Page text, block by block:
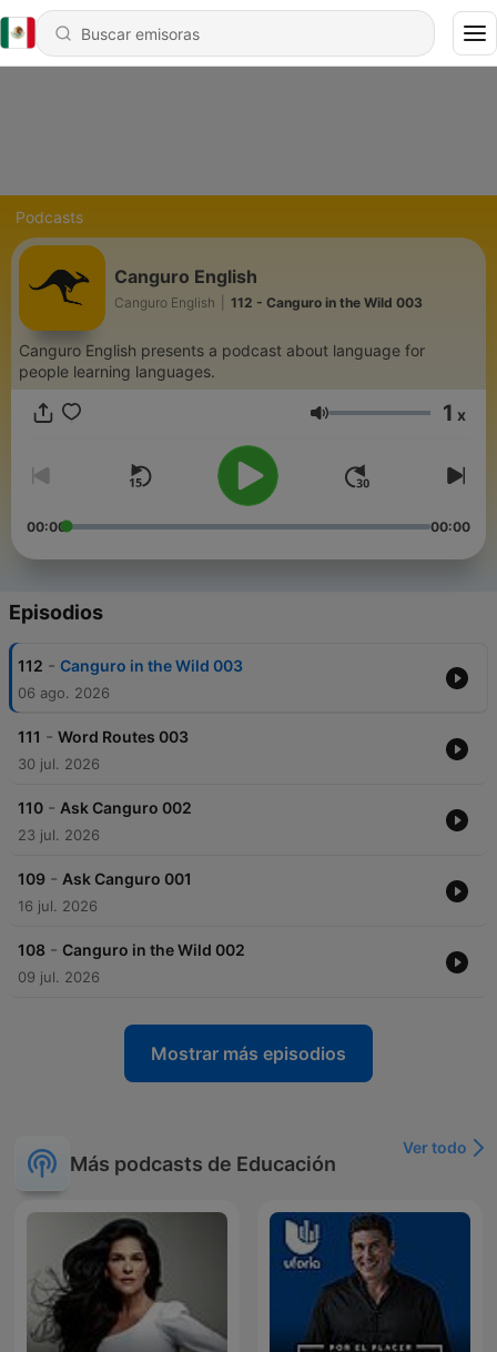
Podcasts
Canguro English
Canguro English 112 - Canguro in the Wild 003
Canguro English presents a podcast about language for
people learning languages.
Volumen 1 x
00:00 00:00
Episodios
112 - Canguro in the Wild 003
06 ago. 2026
111 - Word Routes 003
30 jul. 2026
110 - Ask Canguro 002
23 jul. 2026
109 - Ask Canguro 001
16 jul. 2026
108 - Canguro in the Wild 002
09 jul. 2026
Mostrar más episodios
Más podcasts de Educación
Ver todo